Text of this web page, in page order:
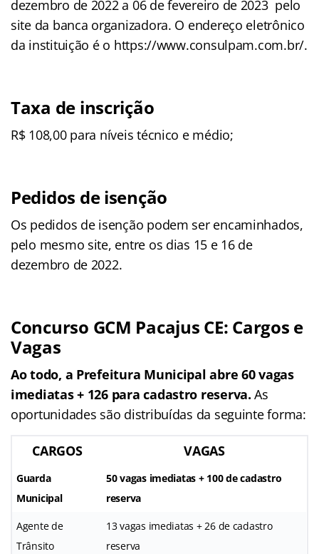
dezembro de 2022 a 06 de fevereiro de 2023 pelo
site da banca organizadora. O endereço eletrônico
da instituição é o https://www.consulpam.com.br/.
Taxa de inscrição
R$ 108,00 para níveis técnico e médio;
Pedidos de isenção
Os pedidos de isenção podem ser encaminhados,
pelo mesmo site, entre os dias 15 e 16 de
dezembro de 2022.
Concurso GCM Pacajus CE: Cargos e
Vagas
Ao todo, a Prefeitura Municipal abre 60 vagas
imediatas + 126 para cadastro reserva.As
oportunidades são distribuídas da seguinte forma:
CARGOS VAGAS
Guarda
Municipal
50 vagas imediatas + 100 de cadastro
reserva
Agente de
Trânsito
13 vagas imediatas + 26 de cadastro
reserva